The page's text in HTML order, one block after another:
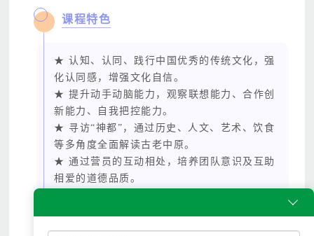
课程特色
★ 认知、认同、践行中国优秀的传统文化，强
化认同感，增强文化自信。
★ 提升动手动脑能力，观察联想能力、合作创
新能力、自我把控能力。
★ 寻访“神都”，通过历史、人文、艺术、饮食
等多角度全面解读古老中原。
★ 通过营员的互动相处，培养团队意识及互助
相爱的道德品质。
